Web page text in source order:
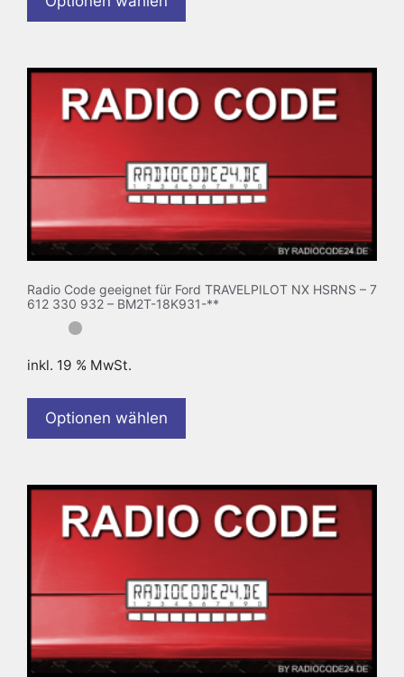
Radio Code geeignet für Ford TRAVELPILOT NX HSRNS – 7
612 330 932 – BM2T-18K931-**
inkl. 19 % MwSt.
Optionen wählen